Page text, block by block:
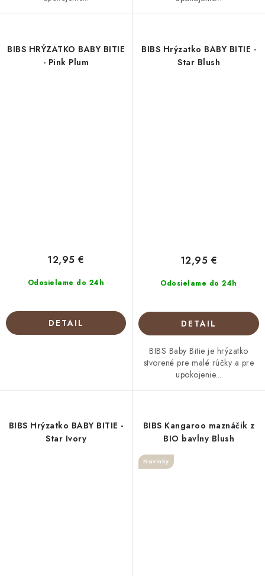
BIBS HRÝZATKO BABY BITIE
- Pink Plum
Odosielame do 24h
12,95 €
DETAIL
BIBS Hrýzatko BABY BITIE -
Star Blush
Odosielame do 24h
12,95 €
DETAIL
BIBS Baby Bitie je hrýzatko
stvorené pre malé rúčky a pre
upokojenie...
BIBS Hrýzatko BABY BITIE -
Star Ivory
BIBS Kangaroo maznáčik z
BIO bavlny Blush
Novinky